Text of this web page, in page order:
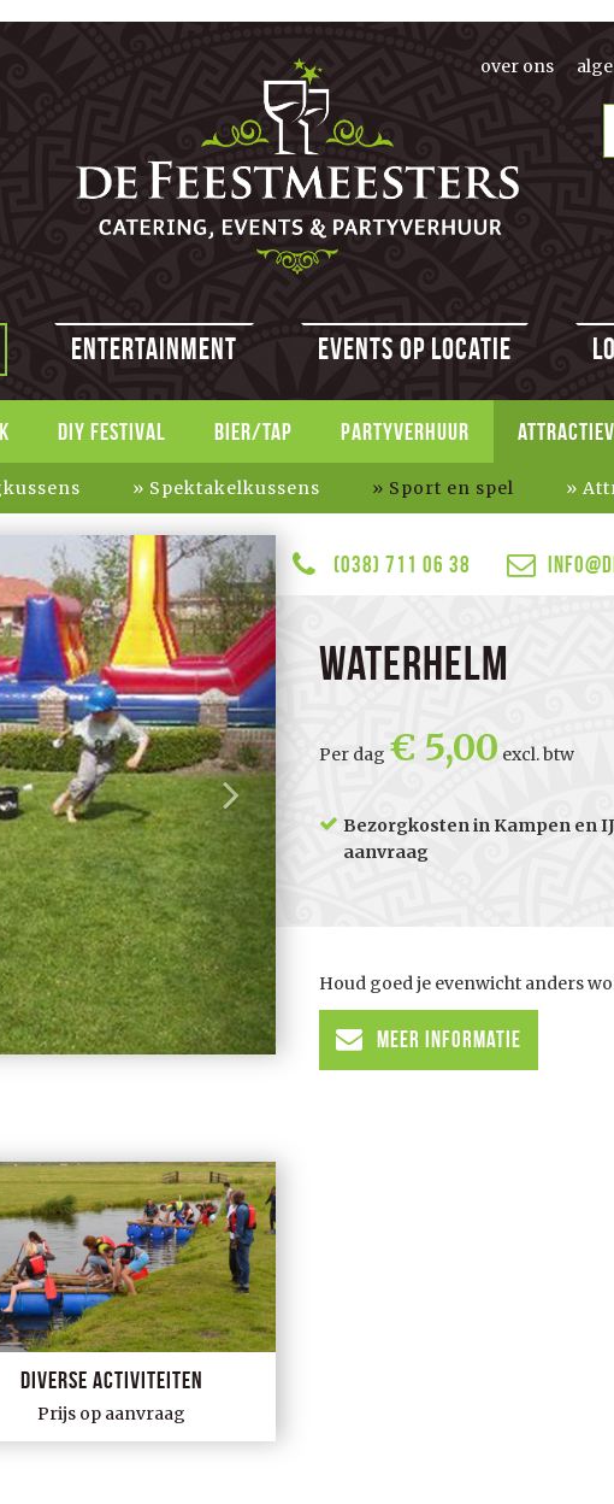
over ons
Entertainment Events op locatie
DIY FESTIVAL BIER/TAP PARTYVERHUUR
Spektakelkussens Sport en spel
(038) 711 06 38
Waterhelm
Per dag 5,00 excl. btw
Bezorgkosten in Kampen en
aanvraag
Houd goed je evenwicht anders
Meer informatie
Diverse activiteiten
Prijs op aanvraag